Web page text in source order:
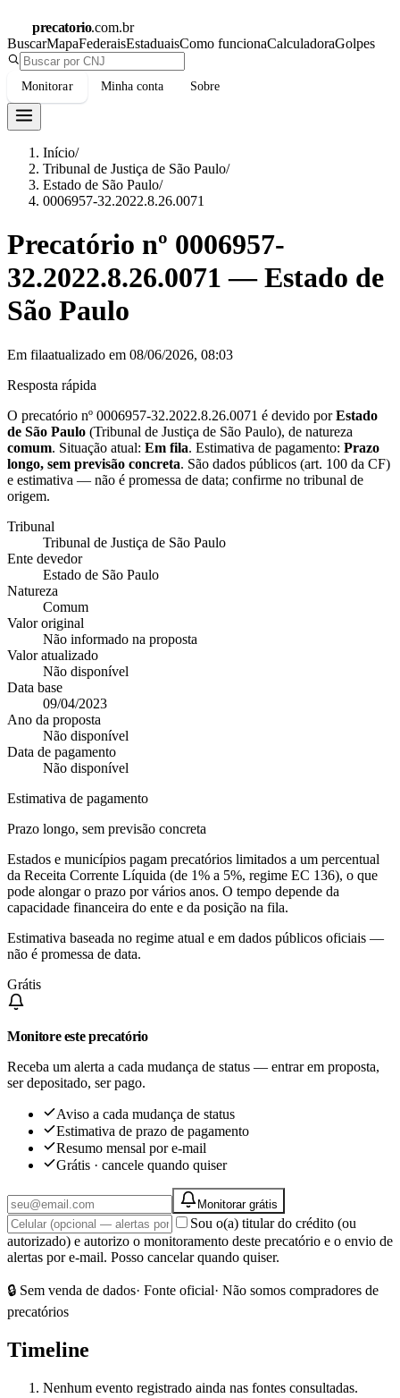
precatorio.com.br
BuscarMapaFederaisEstaduaisComo funcionaCalculadoraGolpes
Monitorar Minha conta Sobre
Início/
Tribunal de Justiça de São Paulo/
Estado de São Paulo/
0006957-32.2022.8.26.0071
Precatório nº 0006957-
32.2022.8.26.0071 —Estado de
São Paulo
Em filaatualizado em 08/06/2026, 08:03
Resposta rápida
O precatório nº 0006957-32.2022.8.26.0071 é devido porEstado
de São Paulo (Tribunal de Justiça de São Paulo), de natureza
comum. Situação atual: Em fila. Estimativa de pagamento: Prazo
longo, sem previsão concreta. São dados públicos (art. 100 da CF)
e estimativa — não é promessa de data; confirme no tribunal de
origem.
Tribunal
Tribunal de Justiça de São Paulo
Ente devedor
Estado de São Paulo
Natureza
Comum
Valor original
Não informado na proposta
Valor atualizado
Não disponível
Data base
09/04/2023
Ano da proposta
Não disponível
Data de pagamento
Não disponível
Estimativa de pagamento
Prazo longo, sem previsão concreta
Estados e municípios pagam precatórios limitados a um percentual
da Receita Corrente Líquida (de 1% a 5%, regime EC 136), o que
pode alongar o prazo por vários anos. O tempo depende da
capacidade financeira do ente e da posição na fila.
Estimativa baseada no regime atual e em dados públicos oficiais —
não é promessa de data.
Grátis
Monitore este precatório
Receba um alerta a cada mudança de status — entrar em proposta,
ser depositado, ser pago.
Aviso a cada mudança de status
Estimativa de prazo de pagamento
Resumo mensal por e-mail
Grátis · cancele quando quiser
Monitorar grátis
Sou o(a) titular do crédito (ou
autorizado) e autorizo o monitoramento deste precatório e o envio de
alertas por e-mail. Posso cancelar quando quiser.
🔒 Sem venda de dados· Fonte oficial· Não somos compradores de
precatórios
Timeline
Nenhum evento registrado ainda nas fontes consultadas.